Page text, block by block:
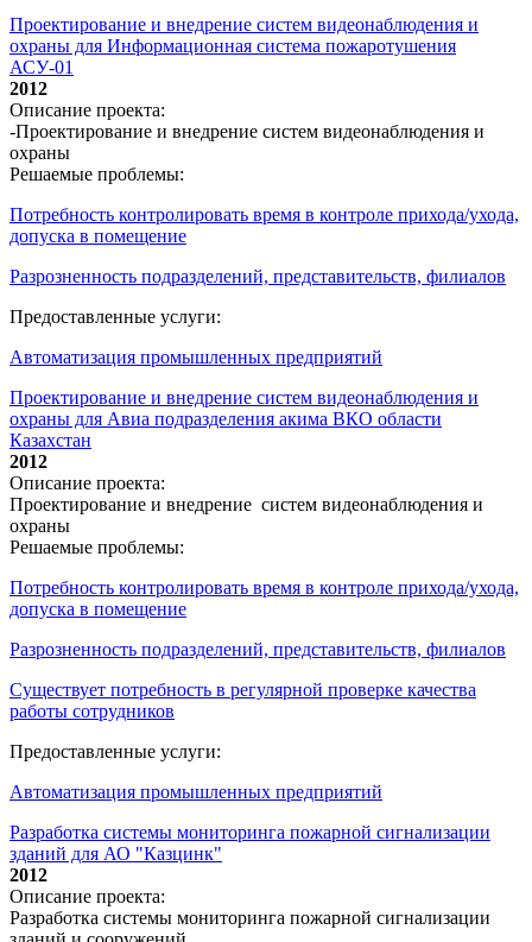
Проектирование и внедрение систем видеонаблюдения и
охраны для Информационная система пожаротушения
АСУ-01
2012
Описание проекта:
-Проектирование и внедрение систем видеонаблюдения и
охраны
Решаемые проблемы:
Потребность контролировать время в контроле прихода/ухода,
допуска в помещение
Разрозненность подразделений, представительств, филиалов
Предоставленные услуги:
Автоматизация промышленных предприятий
Проектирование и внедрение систем видеонаблюдения и
охраны для Авиа подразделения акима ВКО области
Казахстан
2012
Описание проекта:
Проектирование и внедрение систем видеонаблюдения и
охраны
Решаемые проблемы:
Потребность контролировать время в контроле прихода/ухода,
допуска в помещение
Разрозненность подразделений, представительств, филиалов
Существует потребность в регулярной проверке качества
работы сотрудников
Предоставленные услуги:
Автоматизация промышленных предприятий
Разработка системы мониторинга пожарной сигнализации
зданий для АО "Казцинк"
2012
Описание проекта:
Разработка системы мониторинга пожарной сигнализации